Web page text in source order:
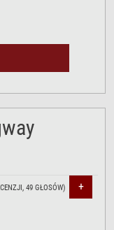
49 GŁOSÓW) +